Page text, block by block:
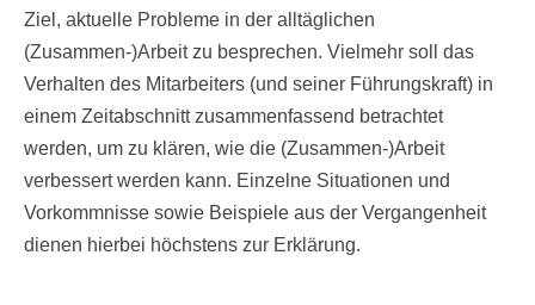
Ziel, aktuelle Probleme in der alltäglichen
(Zusammen-)Arbeit zu besprechen. Vielmehr soll das
Verhalten des Mitarbeiters (und seiner Führungskraft) in
einem Zeitabschnitt zusammenfassend betrachtet
werden, um zu klären, wie die (Zusammen-)Arbeit
verbessert werden kann. Einzelne Situationen und
Vorkommnisse sowie Beispiele aus der Vergangenheit
dienen hierbei höchstens zur Erklärung.